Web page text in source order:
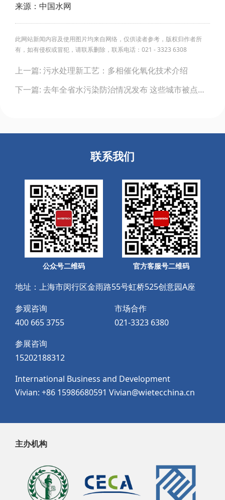
来源：中国水网
此网站新闻内容及使用图片均来自网络，仅供读者参考，版权归作者所
有，如有侵权或冒犯，请联系删除，联系电话：021 - 3323 6308
navigation
上一篇: 污水处理新工艺：多相催化氧化技术介绍
下一篇: 去年全省水污染防治情况发布 这些城市被点了名！
联系我们
公众号二维码 官方客服号二维码
地址：上海市闵行区金雨路55号虹桥525创意园A座
参观咨询
400 665 3755
市场合作
021-3323 6380
参展咨询
15202188312
International Business and Development
Vivian: +86 15986680591 Vivian@wietecchina.cn
主办机构